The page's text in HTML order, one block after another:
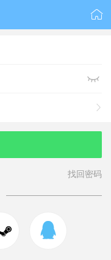



找回密码
